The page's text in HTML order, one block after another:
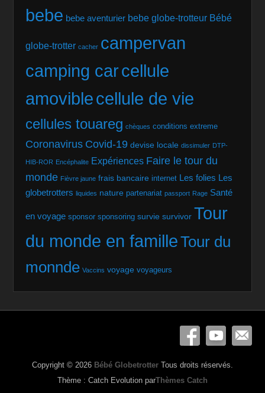
bebe bebe aventurier bebe globe-trotteur Bébé
globe-trotter cacher campervan
camping carcellule
amoviblecellule de vie
cellules touareg chèques conditions extreme
Coronavirus Covid-19 devise locale dissimuler DTP-
HIB-ROR Encéphalite Expériences Faire le tour du
monde Fièvre jaune frais bancaire internet Les folies Les
globetrotters liquides nature partenariat passport Rage Santé
en voyage sponsor sponsoring survie survivor Tour
du monde en familleTour du
monnde Vaccins voyage voyageurs
Copyright © 2026 Bébé Globetrotter Tous droits réservés.
Thème : Catch Evolution parThèmes Catch